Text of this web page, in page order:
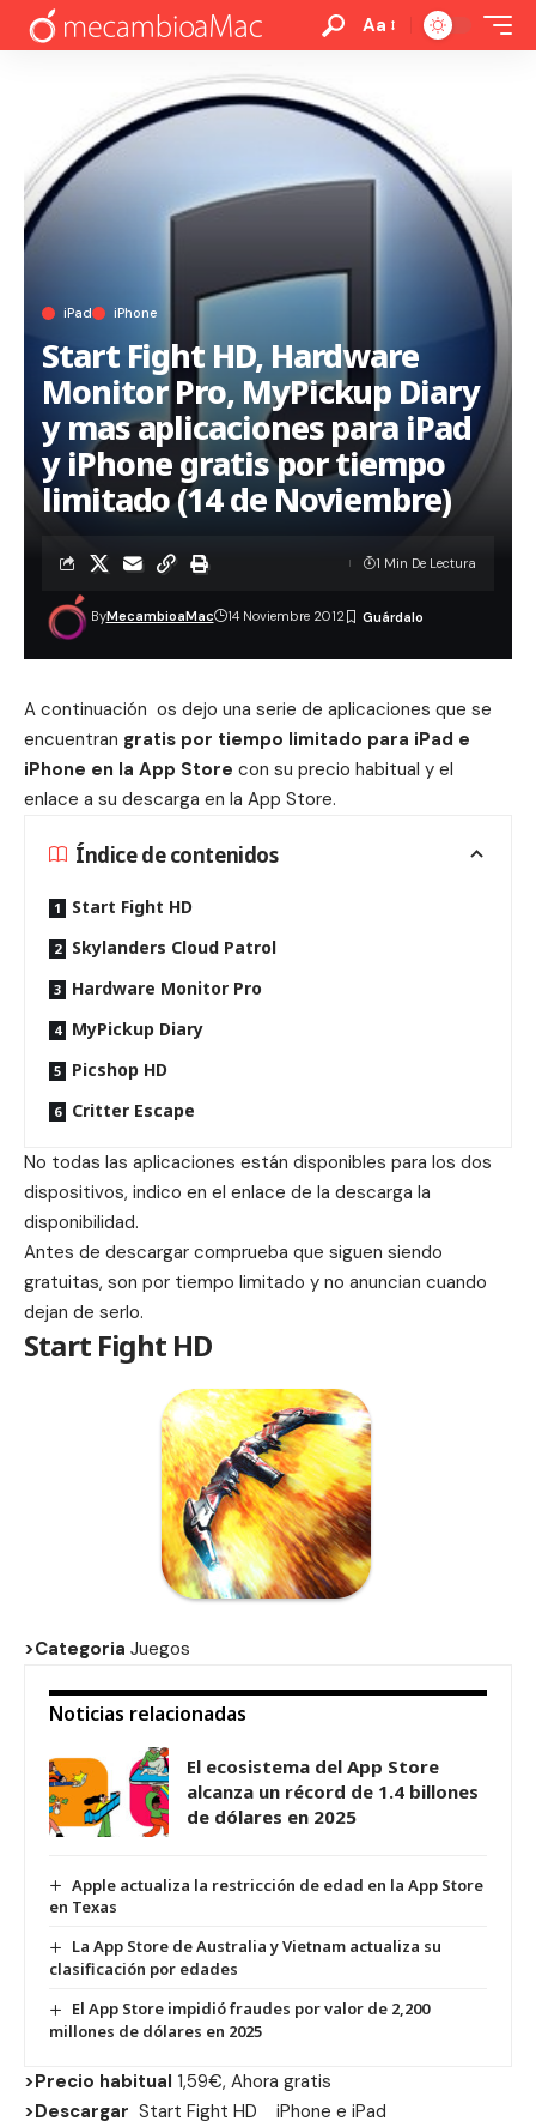
Aa
iPad iPhone
Start Fight HD, Hardware
Monitor Pro, MyPickup Diary
y mas aplicaciones para iPad
y iPhone gratis por tiempo
limitado (14 de Noviembre)
ByMecambioaMac 14 Noviembre 2012
1 Min De Lectura
A continuación os dejo una serie de aplicaciones que se
encuentran gratis por tiempo limitado para iPad e
iPhone en la App Store con su precio habitual y el
enlace a su descarga en la App Store.
Índice de contenidos
Start Fight HD
Skylanders Cloud Patrol
Hardware Monitor Pro
MyPickup Diary
Picshop HD
Critter Escape
No todas las aplicaciones están disponibles para los dos
dispositivos, indico en el enlace de la descarga la
disponibilidad.
Antes de descargar comprueba que siguen siendo
gratuitas, son por tiempo limitado y no anuncian cuando
dejan de serlo.
Start Fight HD
>Categoria Juegos
Noticias relacionadas
El ecosistema del App Store
alcanza un récord de 1.4 billones
de dólares en 2025
Apple actualiza la restricción de edad en la App Store
en Texas
La App Store de Australia y Vietnam actualiza su
clasificación por edades
El App Store impidió fraudes por valor de 2,200
millones de dólares en 2025
>Precio habitual 1,59€, Ahora gratis
>Descargar Start Fight HD iPhone e iPad